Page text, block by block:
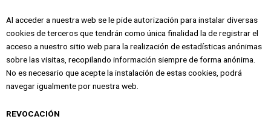
Al acceder a nuestra web se le pide autorización para instalar diversas
cookies de terceros que tendrán como única finalidad la de registrar el
acceso a nuestro sitio web para la realización de estadísticas anónimas
sobre las visitas, recopilando información siempre de forma anónima.
No es necesario que acepte la instalación de estas cookies, podrá
navegar igualmente por nuestra web.
REVOCACIÓN